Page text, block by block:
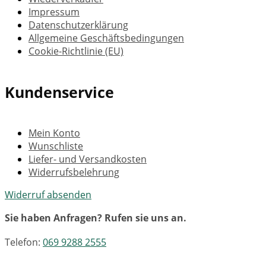
Impressum
Datenschutzerklärung
Allgemeine Geschäftsbedingungen
Cookie-Richtlinie (EU)
Kundenservice
Mein Konto
Wunschliste
Liefer- und Versandkosten
Widerrufsbelehrung
Widerruf absenden
Sie haben Anfragen? Rufen sie uns an.
Telefon: 069 9288 2555